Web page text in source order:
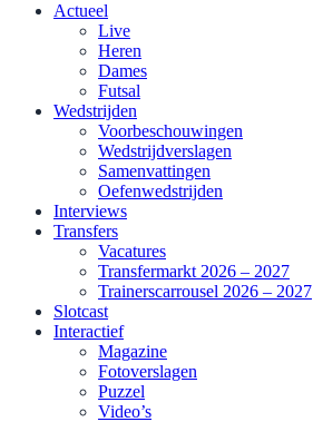
Actueel
Live
Heren
Dames
Futsal
Wedstrijden
Voorbeschouwingen
Wedstrijdverslagen
Samenvattingen
Oefenwedstrijden
Interviews
Transfers
Vacatures
Transfermarkt 2026 – 2027
Trainerscarrousel 2026 – 2027
Slotcast
Interactief
Magazine
Fotoverslagen
Puzzel
Video’s